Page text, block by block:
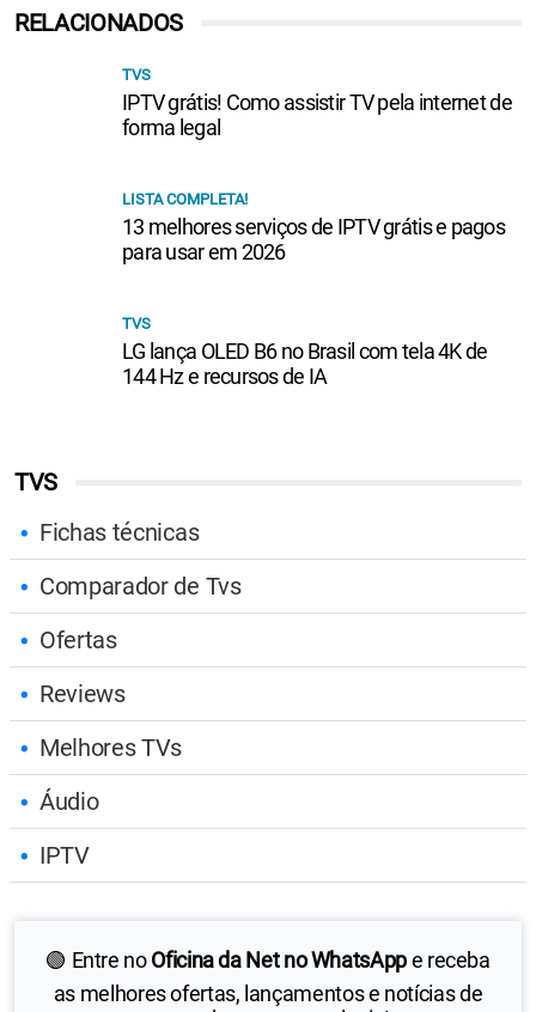
TVS
Fichas técnicas
Comparador de Tvs
Ofertas
Reviews
Melhores TVs
Áudio
IPTV
🟢 Entre noOficina da Net no WhatsAppe receba
as melhores ofertas, lançamentos e notícias de
RELACIONADOS
TVS
IPTV grátis! Como assistir TV pela internet de
forma legal
LISTA COMPLETA!
13 melhores serviços de IPTV grátis e pagos
para usar em 2026
TVS
LG lança OLED B6 no Brasil com tela 4K de
144 Hz e recursos de IA